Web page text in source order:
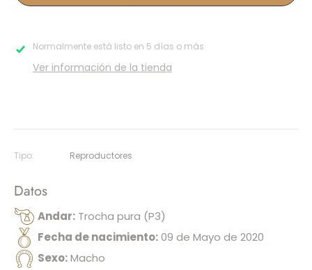
Normalmente está listo en 5 días o más
Ver información de la tienda
Tipo: Reproductores
Datos
Andar: Trocha pura (P3)
Fecha de nacimiento:09 de Mayo de 2020
Sexo:Macho